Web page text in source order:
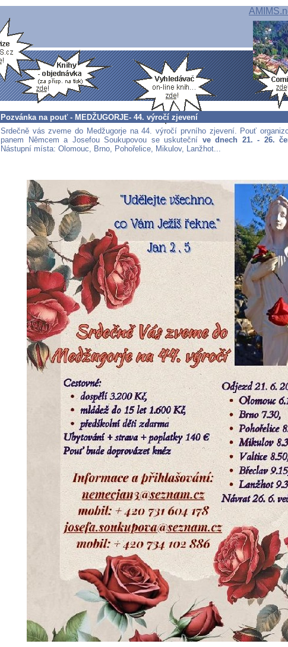
Pozvánka na pouť - MEDŽUGORJE- 44. výročí zjevení
Srdečně vás zveme do Medžugorje na 44. výročí prvního zjevení. Pouť
panem Němcem a Josefou Soukupovou se uskuteční ve dnech 21. - 26.
Nástupní místa: Olomouc, Brno, Pohořelice, Mikulov, Lanžhot...